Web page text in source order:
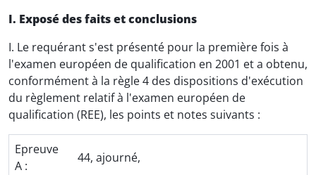
I. Exposé des faits et conclusions
I. Le requérant s'est présenté pour la première fois à
l'examen européen de qualification en 2001 et a obtenu,
conformément à la règle 4 des dispositions d'exécution
du règlement relatif à l'examen européen de
qualification (REE), les points et notes suivants :
Epreuve
A :
44, ajourné,